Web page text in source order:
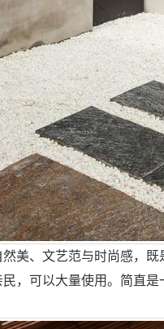
然美、文艺范与时尚感，
，可以大量使用。简直